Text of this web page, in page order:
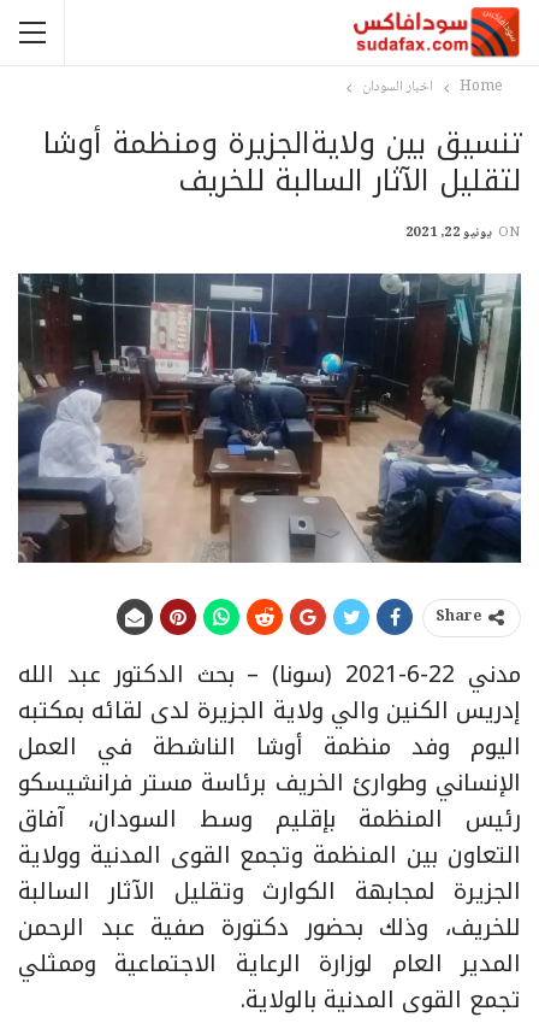
Home اخبار السودان
تنسيق بين ولايةالجزيرة ومنظمة أوشا
لتقليل الآثار السالبة للخريف
ON يونيو 22, 2021
Share
مدني 22-6-2021 (سونا) – بحث الدكتور عبد الله
إدريس الكنين والي ولاية الجزيرة لدى لقائه بمكتبه
اليوم وفد منظمة أوشا الناشطة في العمل
الإنساني وطوارئ الخريف برئاسة مستر فرانشيسكو
رئيس المنظمة بإقليم وسط السودان، آفاق
التعاون بين المنظمة وتجمع القوى المدنية وولاية
الجزيرة لمجابهة الكوارث وتقليل الآثار السالبة
للخريف، وذلك بحضور دكتورة صفية عبد الرحمن
المدير العام لوزارة الرعاية الاجتماعية وممثلي
تجمع القوى المدنية بالولاية.